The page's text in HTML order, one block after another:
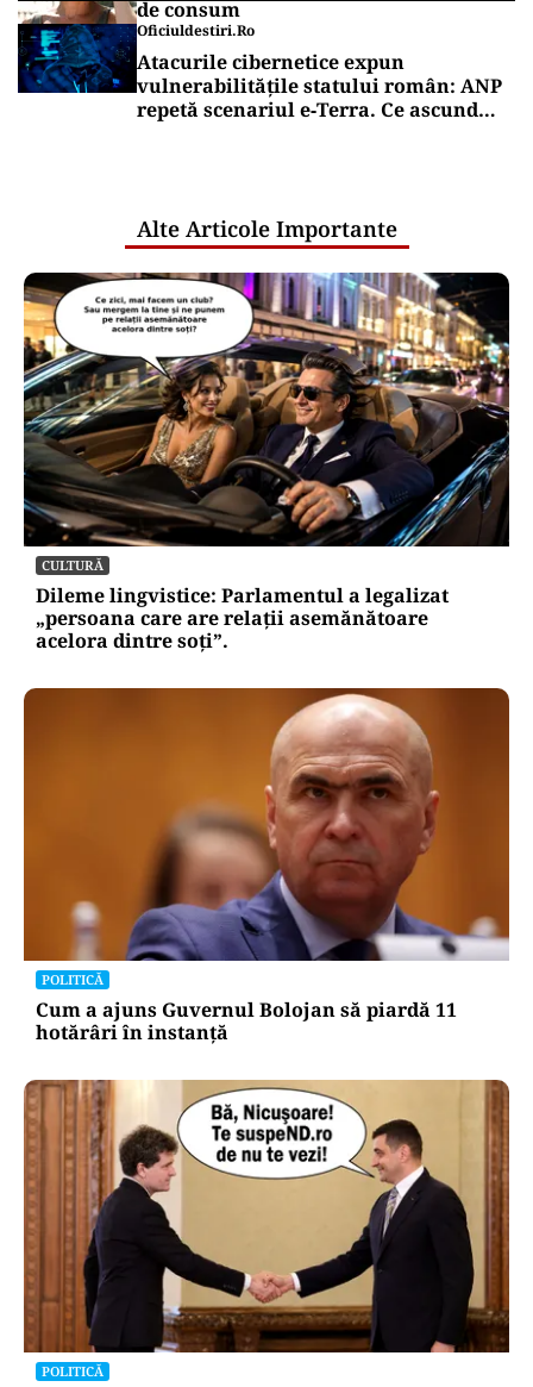
de consum
Oficiuldestiri.ro
Atacurile cibernetice expun
vulnerabilitățile statului român: ANP
repetă scenariul e‑Terra. Ce ascund
Alte Articole Importante
CULTURĂ
Dileme lingvistice: Parlamentul a legalizat
„persoana care are relații asemănătoare
acelora dintre soți”.
POLITICĂ
Cum a ajuns Guvernul Bolojan să piardă 11
hotărâri în instanță
POLITICĂ